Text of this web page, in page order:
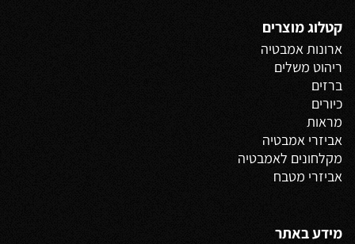
קטלוג מוצרים
ארונות אמבטיה
ריהוט משלים
ברזים
כיורים
מראות
אביזרי אמבטיה
מקלחונים לאמבטיה
אביזרי מטבח
מידע באתר